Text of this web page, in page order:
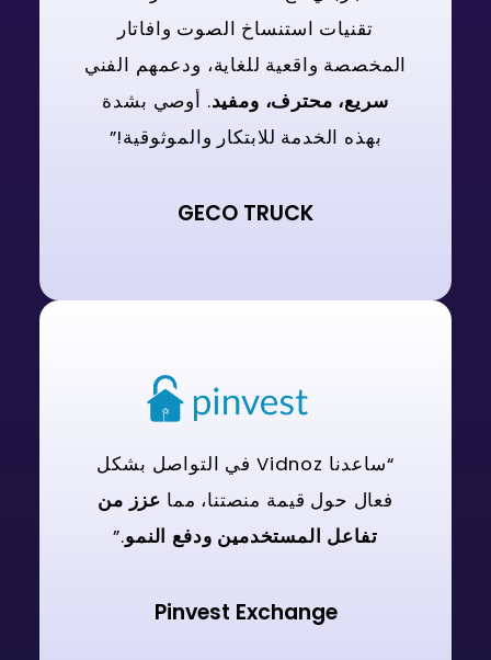
تقنيات استنساخ الصوت وافاتار
المخصصة واقعية للغاية، ودعمهم الفني
سريع، محترف، ومفيد. أوصي بشدة
بهذه الخدمة للابتكار والموثوقية!”
GECO TRUCK
“ساعدنا Vidnoz في التواصل بشكل
فعال حول قيمة منصتنا، مما عزز من
تفاعل المستخدمين ودفع النمو.”
Pinvest Exchange